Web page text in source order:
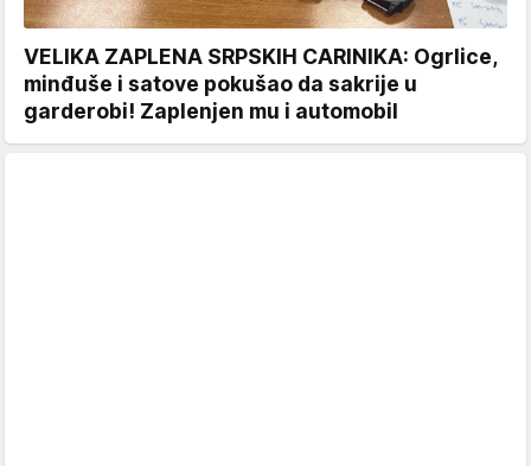
VELIKA ZAPLENA SRPSKIH CARINIKA: Ogrlice,
minđuše i satove pokušao da sakrije u
garderobi! Zaplenjen mu i automobil